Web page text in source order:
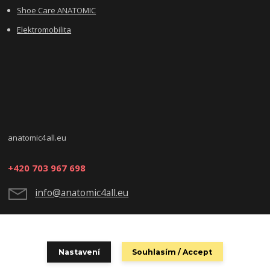
Shoe Care ANATOMIC
Elektromobilita
anatomic4all.eu
+420 703 967 698
info@anatomic4all.eu
Nastavení Souhlasím / Accept